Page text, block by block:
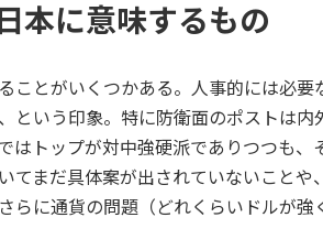
本に意味するもの
ことがいくつかある。人事的には必
という印象。特に防衛面のポストは
はトップが対中強硬派でありつつも
てまだ具体案が出されていないこと
らに通貨の問題（どれくらいドルが